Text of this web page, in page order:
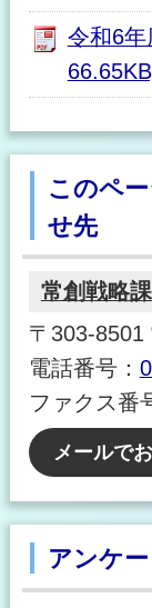
令和6年
このペ
せ先
常創戦略課
〒303-
電話番号：
ファクス番
メールで
アンケー